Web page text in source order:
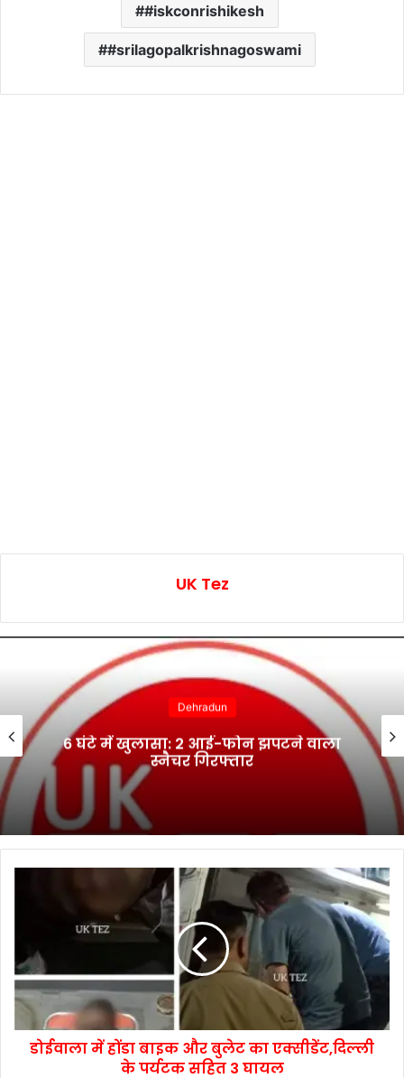
#iskconrishikesh
#srilagopalkrishnagoswami
UK Tez
Dehradun
6 घंटे में खुलासा: 2 आई-फोन झपटने वाला
स्नैचर गिरफ्तार
डोईवाला में होंडा बाइक और बुलेट का एक्सीडेंट,दिल्ली
के पर्यटक सहित 3 घायल